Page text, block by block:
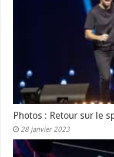
Photos : Retour sur le
28 janvier 2023